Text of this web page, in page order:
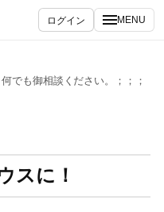
ログイン MENU
でも御相談ください。；；；
スに！